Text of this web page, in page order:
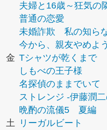
夫婦と16歳～狂気の
普通の恋愛
未婚詐欺 私の知ら
今から、親友やめよ
金 Tシャツが乾くまで
しもべの王子様
名探偵のままでいて
ストレンジ -伊藤潤
晩酌の流儀5 夏編
土
リーガルビート